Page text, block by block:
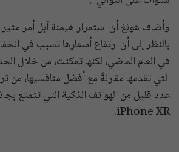
وأضاف هونغ أن استمرار هيمنة آبل أمر
بالنظر إلى أن ارتفاع أسعارها تسبب في
في العام الماضي، لكنها تمكنت، من خلال
التي تقدمها مقارنةً مع أفضل منافسيها، من
عدد قليل من الهواتف الذكية التي تتمتع
iPhone XR.